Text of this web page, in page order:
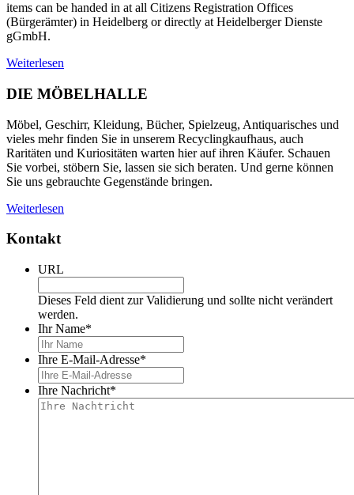
items can be handed in at all Citizens Registration Offices
(Bürgerämter) in Heidelberg or directly at Heidelberger Dienste
gGmbH.
Weiterlesen
DIE MÖBELHALLE
Möbel, Geschirr, Kleidung, Bücher, Spielzeug, Antiquarisches und
vieles mehr finden Sie in unserem Recyclingkaufhaus, auch
Raritäten und Kuriositäten warten hier auf ihren Käufer. Schauen
Sie vorbei, stöbern Sie, lassen sie sich beraten. Und gerne können
Sie uns gebrauchte Gegenstände bringen.
Weiterlesen
Kontakt
URL
Dieses Feld dient zur Validierung und sollte nicht verändert
werden.
Ihr Name*
Ihre E-Mail-Adresse*
Ihre Nachricht*